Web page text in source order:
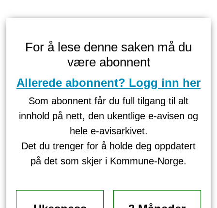
For å lese denne saken må du
være abonnent
Allerede abonnent? Logg inn her
Som abonnent får du full tilgang til alt
innhold på nett, den ukentlige e-avisen og
hele e-avisarkivet.
Det du trenger for å holde deg oppdatert
på det som skjer i Kommune-Norge.